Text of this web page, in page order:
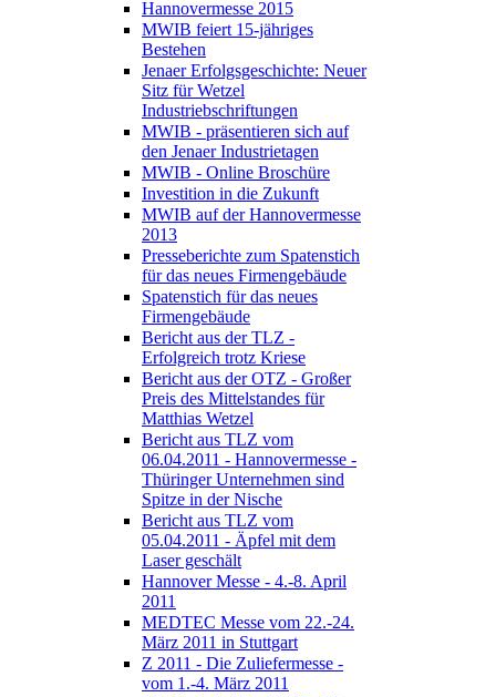
Hannovermesse 2015
MWIB feiert 15-jähriges
Bestehen
Jenaer Erfolgsgeschichte: Neuer
Sitz für Wetzel
Industriebschriftungen
MWIB - präsentieren sich auf
den Jenaer Industrietagen
MWIB - Online Broschüre
Investition in die Zukunft
MWIB auf der Hannovermesse
2013
Presseberichte zum Spatenstich
für das neues Firmengebäude
Spatenstich für das neues
Firmengebäude
Bericht aus der TLZ -
Erfolgreich trotz Kriese
Bericht aus der OTZ - Großer
Preis des Mittelstandes für
Matthias Wetzel
Bericht aus TLZ vom
06.04.2011 - Hannovermesse -
Thüringer Unternehmen sind
Spitze in der Nische
Bericht aus TLZ vom
05.04.2011 - Äpfel mit dem
Laser geschält
Hannover Messe - 4.-8. April
2011
MEDTEC Messe vom 22.-24.
März 2011 in Stuttgart
Z 2011 - Die Zuliefermesse -
vom 1.-4. März 2011